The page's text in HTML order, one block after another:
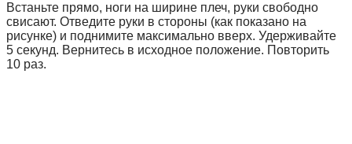
Встаньте прямо, ноги на ширине плеч, руки свободно
свисают. Отведите руки в стороны (как показано на
рисунке) и поднимите максимально вверх. Удерживайте
5 секунд. Вернитесь в исходное положение. Повторить
10 раз.